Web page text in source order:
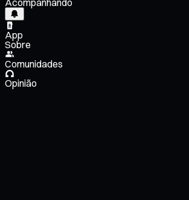
Acompanhando
App
Sobre
Comunidades
Opinião